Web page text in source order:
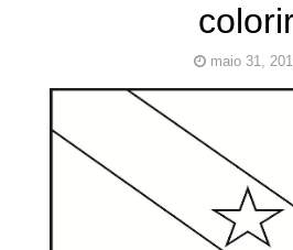
maio 31,
bandeira para colorir